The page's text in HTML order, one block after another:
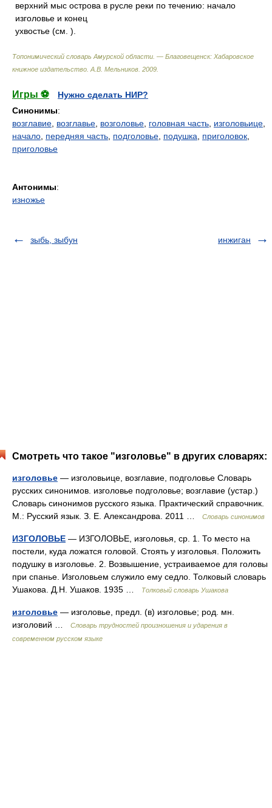
верхний мыс острова в русле реки по течению: начало
изголовье и конец
ухвостье (см. ).
Топонимический словарь Амурской области. — Благовещенск: Хабаровское
книжное издательство А.В. Мельников 2009
Игры ⚽
Нужно сделать НИР?
Синонимы:
возглавие возглавье возголовье головная часть изголовьице
начало передняя часть подголовье подушка приголовок
приголовье
Антонимы:
изножье
зыбь, зыбун инжиган
Смотреть что такое "изголовье" в других словарях:
изголовье — изголовьице, возглавие, подголовье Словарь
русских синонимов. изголовье подголовье; возглавие (устар.)
Словарь синонимов русского языка. Практический справочник.
М.: Русский язык. З. Е. Александрова. 2011 …
Словарь синонимов
ИЗГОЛОВЬЕ — ИЗГОЛОВЬЕ, изголовья, ср. 1. То место на
постели, куда ложатся головой. Стоять у изголовья. Положить
подушку в изголовье. 2. Возвышение, устраиваемое для головы
при спанье. Изголовьем служило ему седло. Толковый словарь
Ушакова. Д.Н. Ушаков. 1935 …
Толковый словарь Ушакова
изголовье — изголовье, предл. (в) изголовье; род. мн.
изголовий …
Словарь трудностей произношения и ударения в
современном русском языке